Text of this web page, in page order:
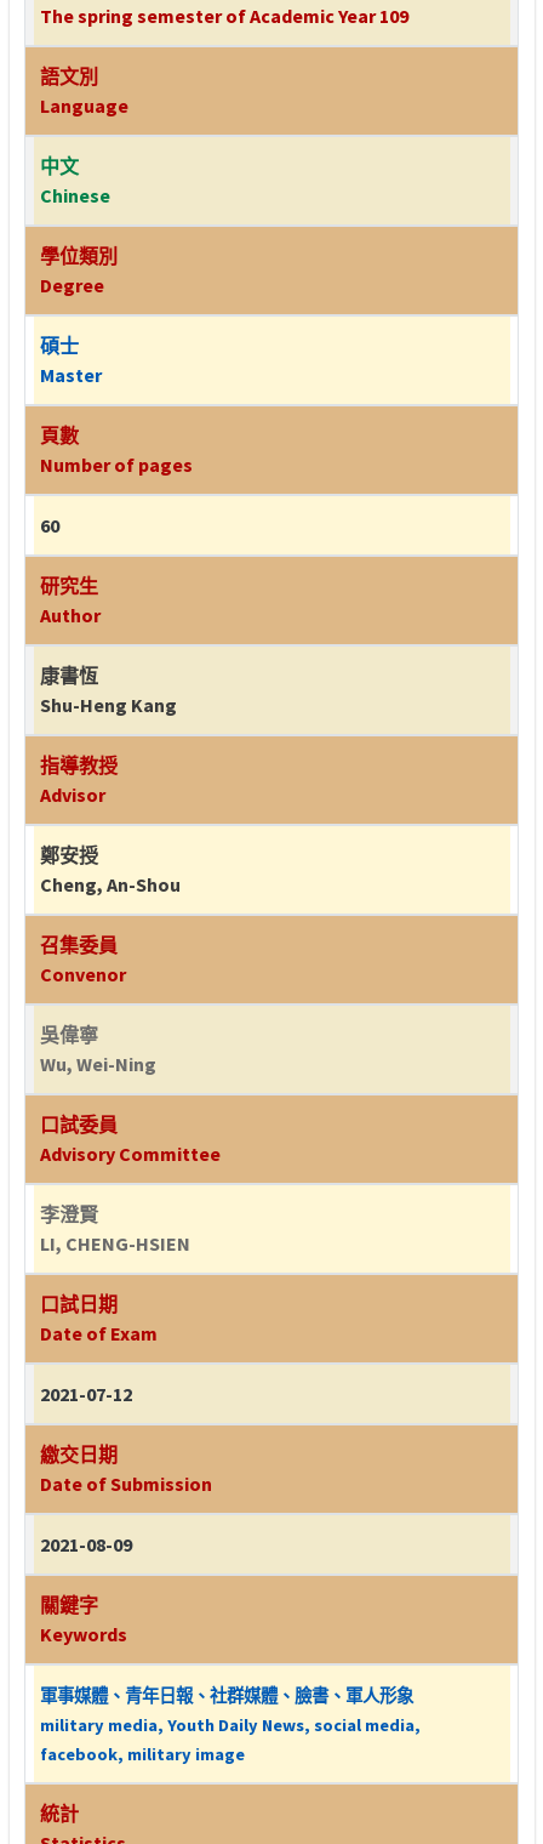
The spring semester of Academic Year 109
語文別
Language
中文
Chinese
學位類別
Degree
碩士
Master
頁數
Number of pages
60
研究生
Author
康書恆
Shu-Heng Kang
指導教授
Advisor
鄭安授
Cheng, An-Shou
召集委員
Convenor
吳偉寧
Wu, Wei-Ning
口試委員
Advisory Committee
李澄賢
LI, CHENG-HSIEN
口試日期
Date of Exam
2021-07-12
繳交日期
Date of Submission
2021-08-09
關鍵字
Keywords
軍事媒體、青年日報、社群媒體、臉書、軍人形象
military media, Youth Daily News, social media,
facebook, military image
統計